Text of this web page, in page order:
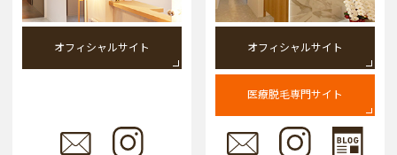
オフィシャルサイト オフィシャルサイト
医療脱毛専門サイト